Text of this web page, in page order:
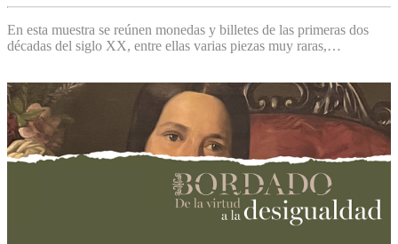
En esta muestra se reúnen monedas y billetes de las primeras dos
décadas del siglo XX, entre ellas varias piezas muy raras,…